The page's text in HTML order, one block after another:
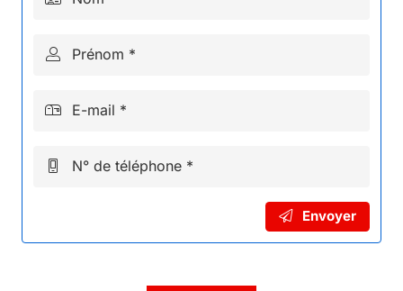
Prénom *
E-mail *
N° de téléphone *
Envoyer